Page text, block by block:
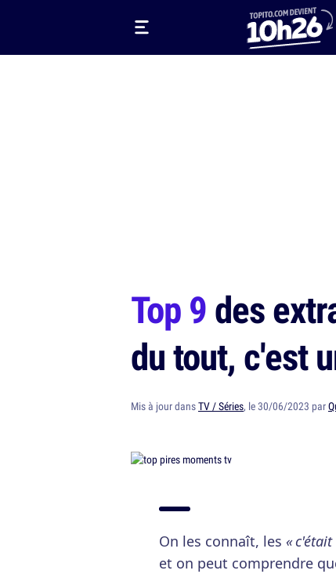
Top 9des
du tout, c'est
Mis à jour dansTV / Séries, le 30/06/2023 par
On les connaît, les «
et on peut comprendre